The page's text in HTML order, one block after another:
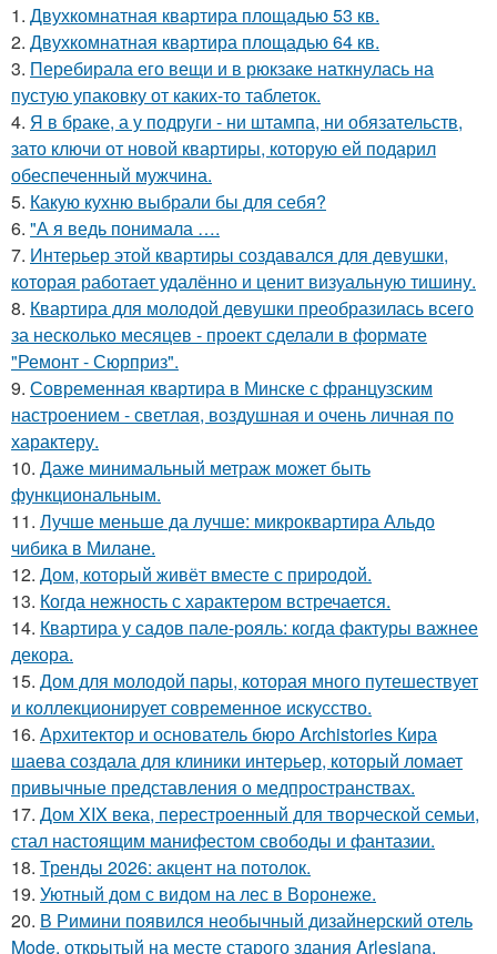
1. Двухкомнатная квартира площадью 53 кв.
2. Двухкомнатная квартира площадью 64 кв.
3. Перебирала его вещи и в рюкзаке наткнулась на
пустую упаковку от каких-то таблеток.
4. Я в браке, а у подруги - ни штампа, ни обязательств,
зато ключи от новой квартиры, которую ей подарил
обеспеченный мужчина.
5. Какую кухню выбрали бы для себя?
6. "А я ведь понимала ….
7. Интерьер этой квартиры создавался для девушки,
которая работает удалённо и ценит визуальную тишину.
8. Квартира для молодой девушки преобразилась всего
за несколько месяцев - проект сделали в формате
"Ремонт - Сюрприз".
9. Современная квартира в Минске с французским
настроением - светлая, воздушная и очень личная по
характеру.
10. Даже минимальный метраж может быть
функциональным.
11. Лучше меньше да лучше: микроквартира Альдо
чибика в Милане.
12. Дом, который живёт вместе с природой.
13. Когда нежность с характером встречается.
14. Квартира у садов пале-рояль: когда фактуры важнее
декора.
15. Дом для молодой пары, которая много путешествует
и коллекционирует современное искусство.
16. Архитектор и основатель бюро Archistories Кира
шаева создала для клиники интерьер, который ломает
привычные представления о медпространствах.
17. Дом XIX века, перестроенный для творческой семьи,
стал настоящим манифестом свободы и фантазии.
18. Тренды 2026: акцент на потолок.
19. Уютный дом с видом на лес в Воронеже.
20. В Римини появился необычный дизайнерский отель
Mode, открытый на месте старого здания Arlesiana.